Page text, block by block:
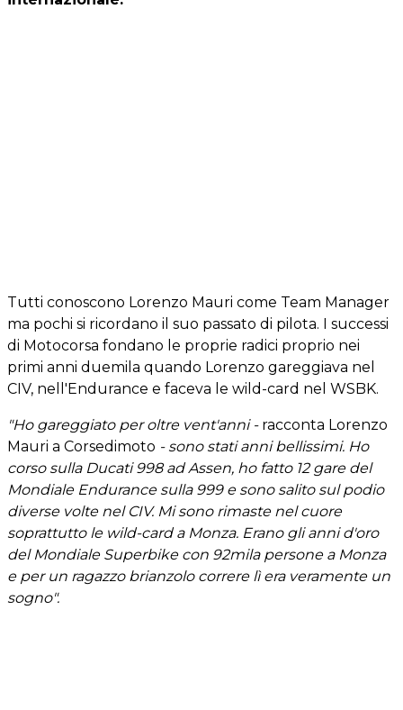
Tutti conoscono Lorenzo Mauri come Team Manager
ma pochi si ricordano il suo passato di pilota. I successi
di Motocorsa fondano le proprie radici proprio nei
primi anni duemila quando Lorenzo gareggiava nel
CIV, nell'Endurance e faceva le wild-card nel WSBK.
"Ho gareggiato per oltre vent'anni - racconta Lorenzo
Mauri a Corsedimoto - sono stati anni bellissimi. Ho
corso sulla Ducati 998 ad Assen, ho fatto 12 gare del
Mondiale Endurance sulla 999 e sono salito sul podio
diverse volte nel CIV. Mi sono rimaste nel cuore
soprattutto le wild-card a Monza. Erano gli anni d'oro
del Mondiale Superbike con 92mila persone a Monza
e per un ragazzo brianzolo correre lì era veramente un
sogno".